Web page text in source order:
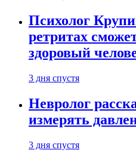
Психолог
ретритах
здоровый
3 дня спустя
Невролог
измерять
3 дня спустя